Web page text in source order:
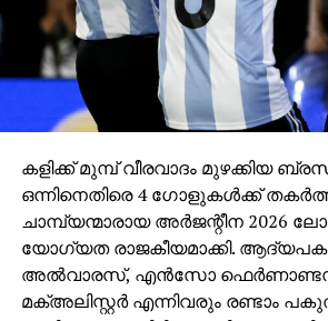
കളിക്ക് മുമ്പ് വീരവാദം മുഴക്കിയ
ഒന്നിനെതിരെ 4 ഗോളുകള്‍ക്ക്
ചാമ്പ്യന്മാരായ അര്‍ജന്റീന 2026
യോഗ്യത രാജകീയമാക്കി.
അല്‍വാരസ്, എന്‍സോ
മക്അലിസ്റ്റര്‍ എന്നിവരും രണ്ടാം